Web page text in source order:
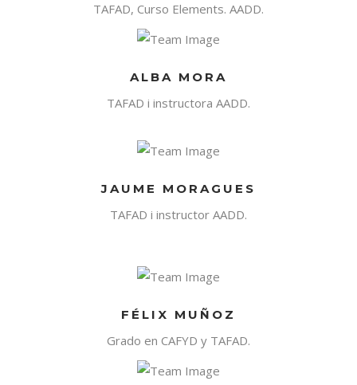
TAFAD, Curso Elements. AADD.
ALBA MORA
TAFAD i instructora AADD.
JAUME MORAGUES
TAFAD i instructor AADD.
FÉLIX MUÑOZ
Grado en CAFYD y TAFAD.